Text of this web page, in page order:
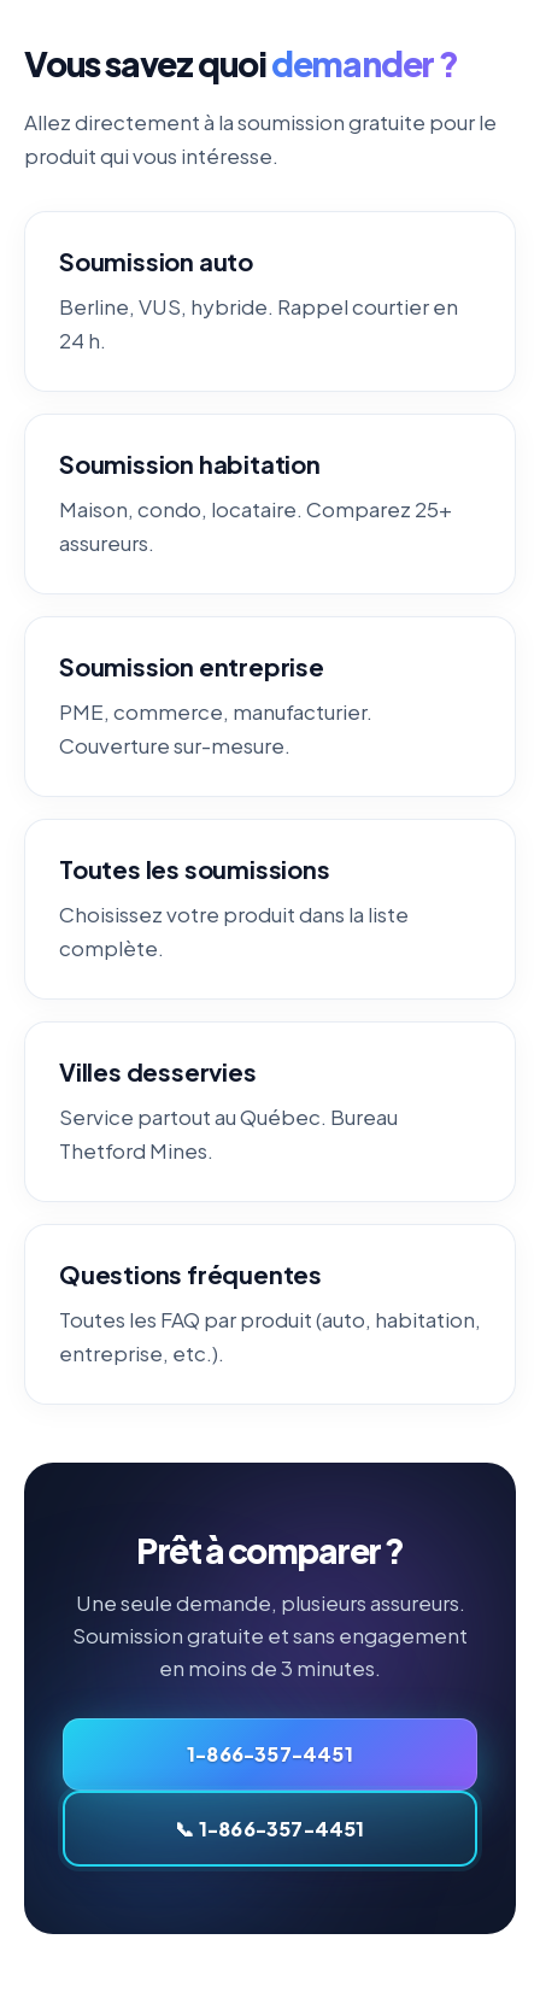
Vous savez quoidemander ?
Allez directement à la soumission gratuite pour le
produit qui vous intéresse.
Soumission auto
Berline, VUS, hybride. Rappel courtier en
24 h.
Soumission habitation
Maison, condo, locataire. Comparez 25+
assureurs.
Soumission entreprise
PME, commerce, manufacturier.
Couverture sur-mesure.
Toutes les soumissions
Choisissez votre produit dans la liste
complète.
Villes desservies
Service partout au Québec. Bureau
Thetford Mines.
Questions fréquentes
Toutes les FAQ par produit (auto, habitation,
entreprise, etc.).
Prêt à comparer ?
Une seule demande, plusieurs assureurs.
Soumission gratuite et sans engagement
en moins de 3 minutes.
1-866-357-4451
📞 1-866-357-4451